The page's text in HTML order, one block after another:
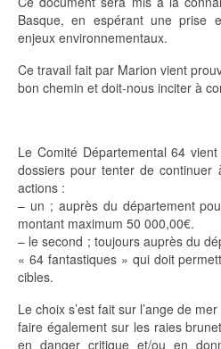
Basque, en espérant une prise
enjeux environnementaux.
Ce travail fait par Marion vient
bon chemin et doit-nous inciter à
Le Comité Départemental 64
dossiers pour tenter de
actions :
– un ; auprès du département
montant maximum 50 000,00€.
– le second ; toujours auprès du
« 64 fantastiques » qui doit
cibles.
Le choix s’est fait sur l’ange de
faire également sur les raies
en danger critique et/ou en